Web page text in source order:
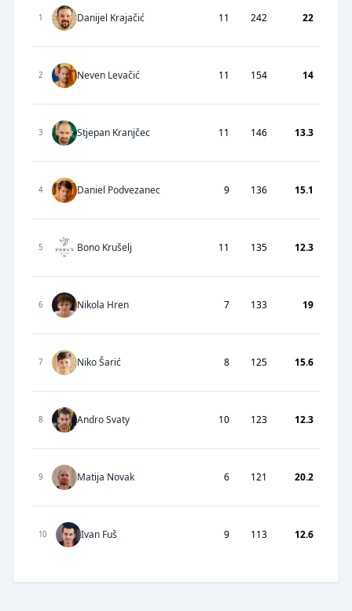
1 Danijel Krajačić 11 242 22
2 Neven Levačić 11 154 14
3 Stjepan Kranjčec 11 146 13.3
4 Daniel Podvezanec 9 136 15.1
5 Bono Krušelj 11 135 12.3
6 Nikola Hren 7 133 19
7 Niko Šarić 8 125 15.6
8 Andro Svaty 10 123 12.3
9 Matija Novak 6 121 20.2
10 Ivan Fuš 9 113 12.6